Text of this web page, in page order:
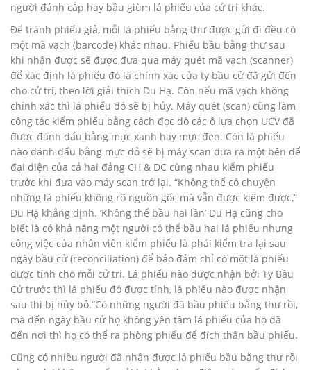
người đánh cắp hay bầu giùm lá phiếu của cử tri khác.
Để tránh phiếu giả, mỗi lá phiếu bằng thư được gửi đi đều có
một mã vạch (barcode) khác nhau. Phiếu bầu bằng thư sau
khi nhận được sẽ được đưa qua máy quét mã vạch (scanner)
để xác định lá phiếu đó là chính xác của ty bầu cử đã gửi đến
cho cử tri, theo lời giải thích Du Hạ. Còn nếu mã vạch không
chính xác thì lá phiếu đó sẽ bị hủy. Máy quét (scan) cũng làm
công tác kiểm phiếu bằng cách đọc dò các ô lựa chọn UCV đã
được đánh dấu bằng mực xanh hay mực đen. Còn lá phiếu
nào đánh dấu bằng mực đỏ sẽ bị máy scan đưa ra một bên để
đại diện của cả hai đảng CH & DC cùng nhau kiểm phiếu
trước khi đưa vào máy scan trở lại. “Không thể có chuyện
những lá phiếu không rõ nguồn gốc mà vẫn được kiểm được,”
Du Hạ khẳng định. ‘Không thể bầu hai lần’ Du Hạ cũng cho
biết là có khả năng một người có thể bầu hai lá phiếu nhưng
công việc của nhân viên kiểm phiếu là phải kiểm tra lại sau
ngày bầu cử (reconciliation) để bảo đảm chỉ có một lá phiếu
được tính cho mỗi cử tri. Lá phiếu nào được nhận bởi Ty Bầu
Cử trước thì lá phiếu đó được tính, lá phiếu nào được nhận
sau thì bị hủy bỏ.“Có những người đã bầu phiếu bằng thư rồi,
mà đến ngày bầu cử họ không yên tâm lá phiếu của họ đã
đến nơi thì họ có thể ra phòng phiếu để đích thân bầu phiếu.
Cũng có nhiều người đã nhận được lá phiếu bầu bằng thư rồi